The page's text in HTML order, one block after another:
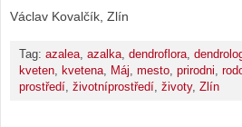
Václav Kovalčík, Zlín
Tag: azalea, azalka, dendroflora,
kveten, kvetena, Máj, mesto, prirodni,
prostředí, životníprostředí, životy, Zlín